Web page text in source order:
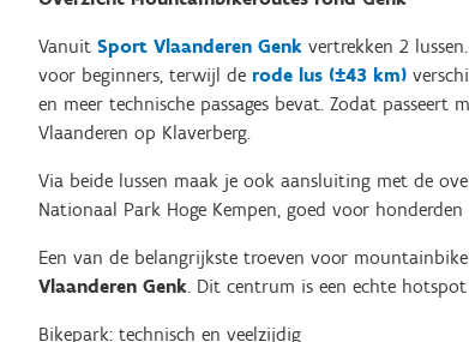
Vanuit Sport Vlaanderen Genk vertrekken 2
voor beginners, terwijl de rode lus (±43 km)
en meer technische passages bevat. Zodat passeert
Vlaanderen op Klaverberg.
Via beide lussen maak je ook aansluiting met de
Nationaal Park Hoge Kempen, goed voor
Een van de belangrijkste troeven voor
Vlaanderen Genk. Dit centrum is een echte
Bikepark: technisch en veelzijdig